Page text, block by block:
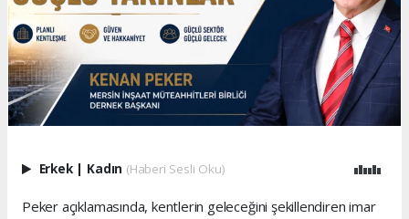
Erkek Kadın (Haberi Sesli Oku)
Peker açıklamasında, kentlerin geleceğini şekillendiren imar